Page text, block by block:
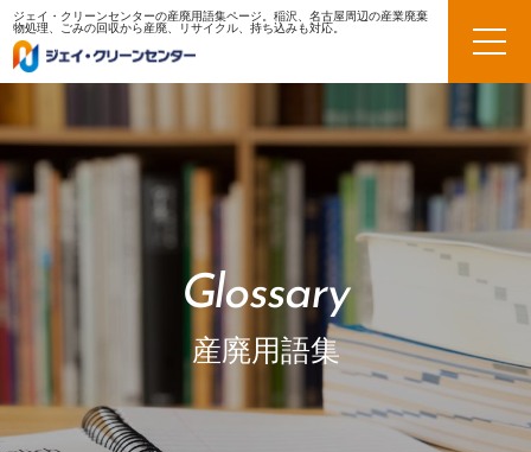
ジェイ・クリーンセンターの産廃用語集ページ。稲沢、名古屋周辺の産業廃棄
物処理、ごみの回収から産廃、リサイクル、持ち込みも対応。
Glossary
産廃用語集